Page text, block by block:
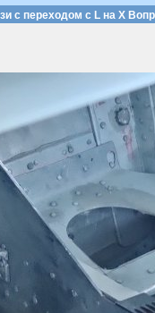
с переходом с L на Х